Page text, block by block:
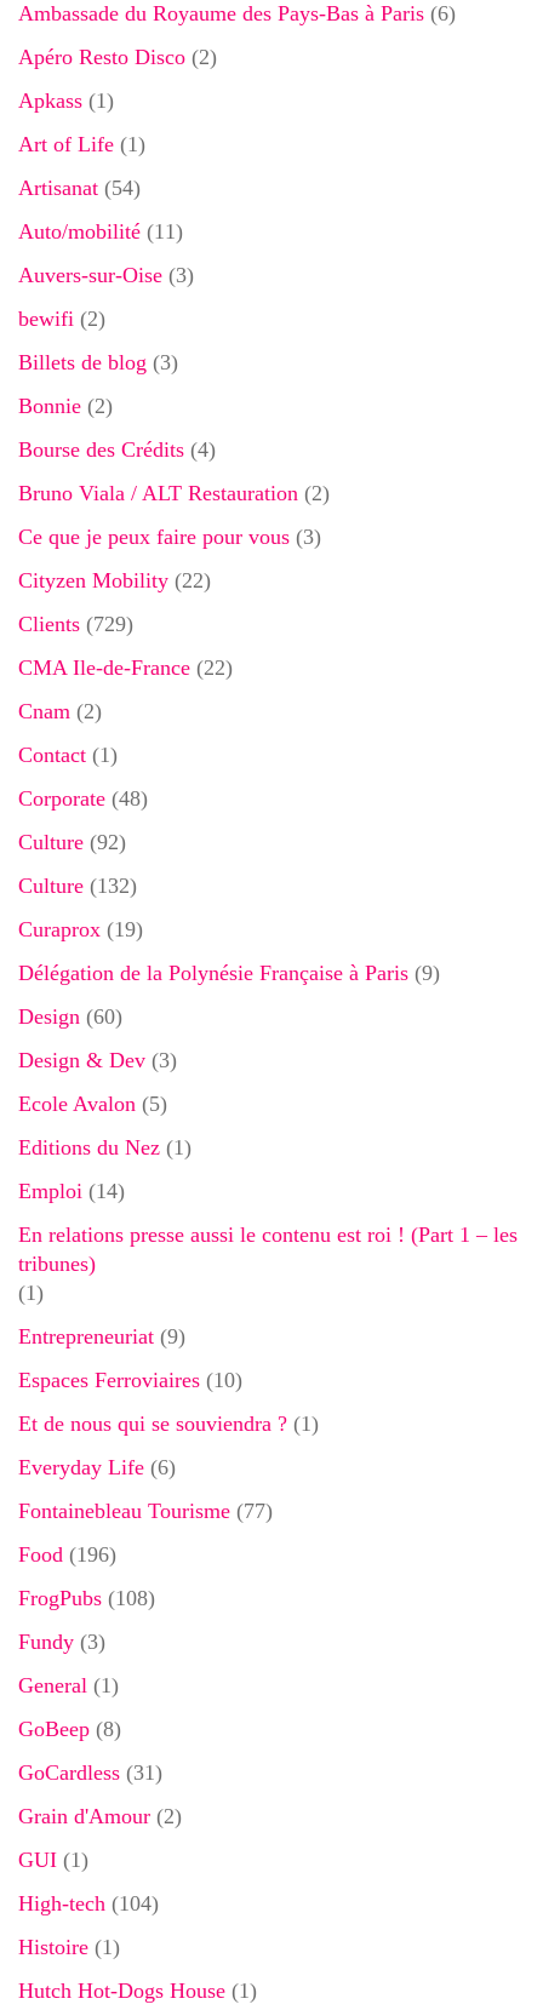
Ambassade du Royaume des Pays-Bas à Paris (6)
Apéro Resto Disco (2)
Apkass (1)
Art of Life (1)
Artisanat (54)
Auto/mobilité (11)
Auvers-sur-Oise (3)
bewifi (2)
Billets de blog (3)
Bonnie (2)
Bourse des Crédits (4)
Bruno Viala / ALT Restauration (2)
Ce que je peux faire pour vous (3)
Cityzen Mobility (22)
Clients (729)
CMA Ile-de-France (22)
Cnam (2)
Contact (1)
Corporate (48)
Culture (92)
Culture (132)
Curaprox (19)
Délégation de la Polynésie Française à Paris (9)
Design (60)
Design & Dev (3)
Ecole Avalon (5)
Editions du Nez (1)
Emploi (14)
En relations presse aussi le contenu est roi ! (Part 1 – les
tribunes)
(1)
Entrepreneuriat (9)
Espaces Ferroviaires (10)
Et de nous qui se souviendra ? (1)
Everyday Life (6)
Fontainebleau Tourisme (77)
Food (196)
FrogPubs (108)
Fundy (3)
General (1)
GoBeep (8)
GoCardless (31)
Grain d'Amour (2)
GUI (1)
High-tech (104)
Histoire (1)
Hutch Hot-Dogs House (1)